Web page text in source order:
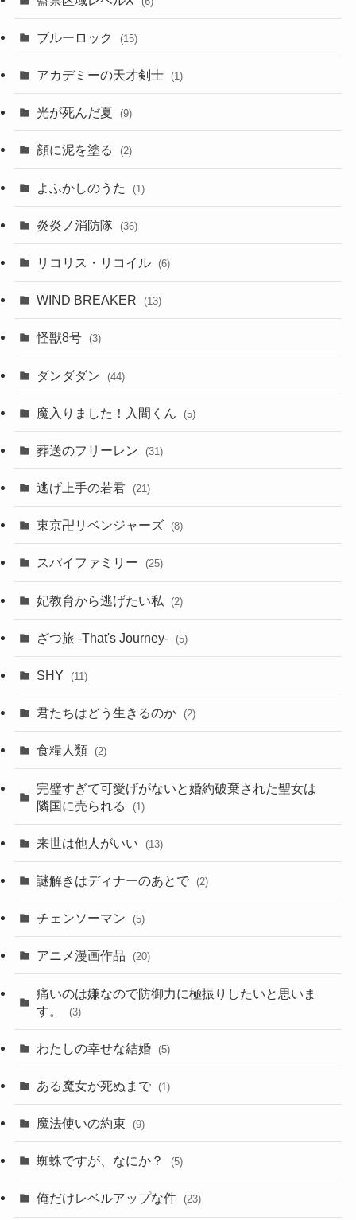
ブルーロック (15)
アカデミーの天才剣士 (1)
光が死んだ夏 (9)
顔に泥を塗る (2)
よふかしのうた (1)
炎炎ノ消防隊 (36)
リコリス・リコイル (6)
WIND BREAKER (13)
怪獣8号 (3)
ダンダダン (44)
魔入りました！入間くん (5)
葬送のフリーレン (31)
逃げ上手の若君 (21)
東京卍リベンジャーズ (8)
スパイファミリー (25)
妃教育から逃げたい私 (2)
ざつ旅 -That's Journey- (5)
SHY (11)
君たちはどう生きるのか (2)
食糧人類 (2)
完璧すぎて可愛げがないと婚約破棄された聖女は
隣国に売られる
(1)
来世は他人がいい (13)
謎解きはディナーのあとで (2)
チェンソーマン (5)
アニメ漫画作品 (20)
痛いのは嫌なので防御力に極振りしたいと思いま
す。
(3)
わたしの幸せな結婚 (5)
ある魔女が死ぬまで (1)
魔法使いの約束 (9)
蜘蛛ですが、なにか？ (5)
俺だけレベルアップな件 (23)